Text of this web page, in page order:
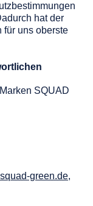
hat der
für uns oberste
SQUAD
green.de,